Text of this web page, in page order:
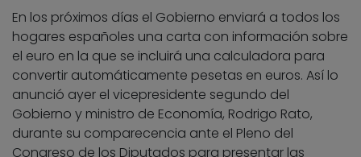
En los próximos días el Gobierno enviará a todos los
hogares españoles una carta con información sobre
el euro en la que se incluirá una calculadora para
convertir automáticamente pesetas en euros. Así lo
anunció ayer el vicepresidente segundo del
Gobierno y ministro de Economía, Rodrigo Rato,
durante su comparecencia ante el Pleno del
Congreso de los Diputados para presentar las